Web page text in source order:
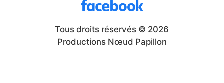
Tous droits réservés © 2026
Productions Nœud Papillon